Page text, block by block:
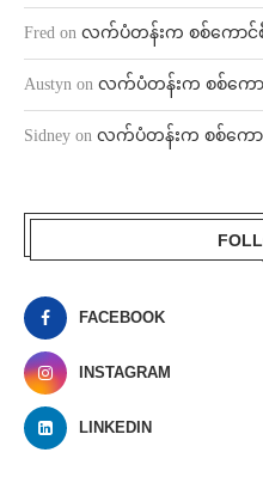
Fred on လက်ပံတန်းက စစ်ကောင်
Austyn on လက်ပံတန်းက စစ်ကော
Sidney on လက်ပံတန်းက စစ်ကော
FACEBOOK
INSTAGRAM
LINKEDIN